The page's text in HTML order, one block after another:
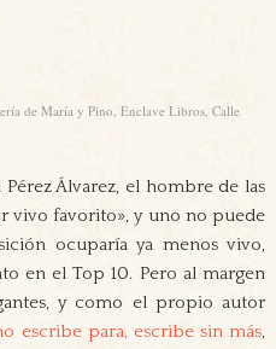
de María y Pino, Enclave Libros, Calle
Álvarez, el hombre de las
vivo favorito», y uno no puede
ocuparía ya menos vivo,
en el Top 10. Pero al margen
y como el propio autor
escribe para, escribe sin más,